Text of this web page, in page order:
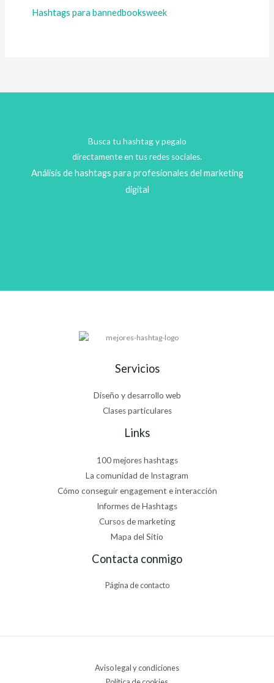
Hashtags para bannedbooksweek
Busca tu hashtag y pegalo
directamente en tus redes sociales.
Análisis de hashtags para profesionales del marketing
digital
Servicios
Diseño y desarrollo web
Clases particulares
Links
100 mejores hashtags
La comunidad de Instagram
Cómo conseguir engagement e interacción
Informes de Hashtags
Cursos de marketing
Mapa del Sitio
Contacta conmigo
Página de contacto
Aviso legal y condiciones